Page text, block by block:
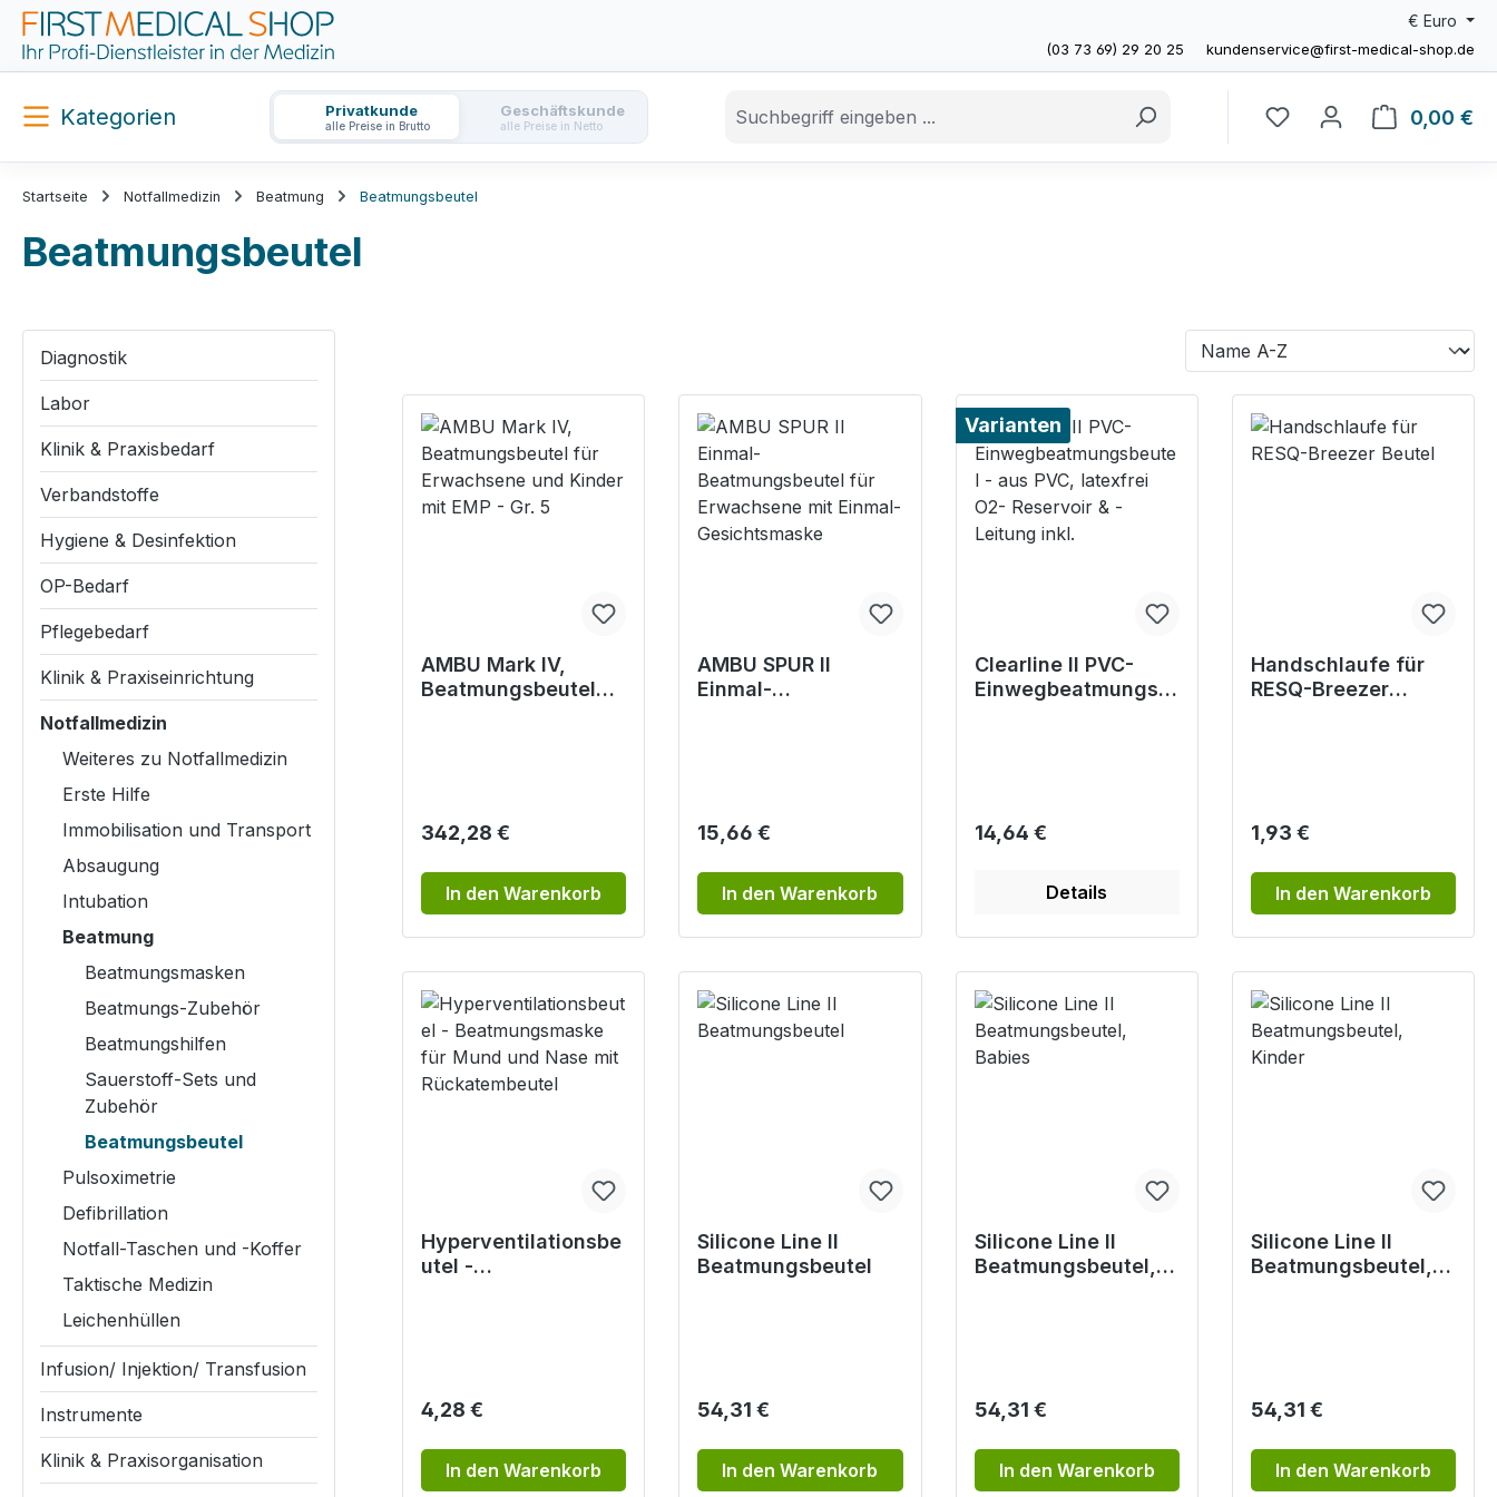
Hauptinhalt springen
Zur Suche springen
Zur Hauptnavigation springen
(03 73 69) 29 20 25 kundenservice@first-medical-shop.de
€ Euro
Kategorien Privatkunde
alle Preise in Brutto
Geschäftskunde
alle Preise in Netto 0,00 €
Startseite Notfallmedizin Beatmung Beatmungsbeutel
Beatmungsbeutel
Diagnostik
Labor
Klinik & Praxisbedarf
Verbandstoffe
Hygiene & Desinfektion
OP-Bedarf
Pflegebedarf
Klinik & Praxiseinrichtung
Notfallmedizin
Weiteres zu Notfallmedizin
Erste Hilfe
Immobilisation und Transport
Absaugung
Intubation
Beatmung
Beatmungsmasken
Beatmungs-Zubehör
Beatmungshilfen
Sauerstoff-Sets und
Zubehör
Beatmungsbeutel
Pulsoximetrie
Defibrillation
Notfall-Taschen und -Koffer
Taktische Medizin
Leichenhüllen
Infusion/ Injektion/ Transfusion
Instrumente
Klinik & Praxisorganisation
AMBU Mark IV,
Beatmungsbeutel
Regulärer Preis:
342,28 €
In den Warenkorb
AMBU SPUR II
Einmal-
Regulärer Preis:
15,66 €
In den Warenkorb
Varianten
Clearline II PVC-
Einwegbeatmungsb
Regulärer Preis:
14,64 €
Details
Handschlaufe für
RESQ-Breezer
Regulärer Preis:
1,93 €
In den Warenkorb
Hyperventilationsbe
utel -
Regulärer Preis:
4,28 €
In den Warenkorb
Silicone Line II
Beatmungsbeutel
Regulärer Preis:
54,31 €
In den Warenkorb
Silicone Line II
Beatmungsbeutel,
Regulärer Preis:
54,31 €
In den Warenkorb
Silicone Line II
Beatmungsbeutel,
Regulärer Preis:
54,31 €
In den Warenkorb